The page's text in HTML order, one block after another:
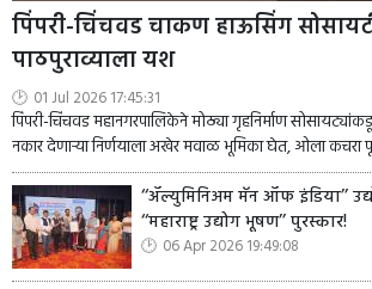
पिंपरी-चिंचवड चाकण हाऊसिंग
पाठपुराव्याला यश
01 Jul 2026 17:45:31
पिंपरी-चिंचवड महानगरपालिकेने मोठ्या गृहनिर्माण
नकार देणाऱ्या निर्णयाला अखेर मवाळ भूमिका घेत, ओला कचरा
‘‘ॲल्युमिनिअम मॅन ऑफ इंडिया’’
‘‘महाराष्ट्र उद्योग भूषण’’ पुरस्कार!
06 Apr 2026 19:49:08